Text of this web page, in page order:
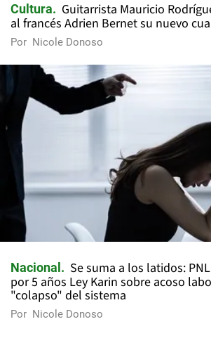
Cultura
Guitarrista Mauricio
al francés Adrien Bernet su nuevo
Por Nicole Donoso
Nacional
Se suma a los latidos:
por 5 años Ley Karin sobre acoso
"colapso" del sistema
Por Nicole Donoso